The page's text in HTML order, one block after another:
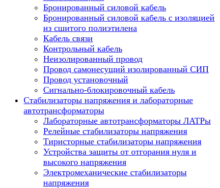
Бронированный силовой кабель
Бронированный силовой кабель с изоляцией
из сшитого полиэтилена
Кабель связи
Контрольный кабель
Неизолированный провод
Провод самонесущий изолированный СИП
Провод установочный
Сигнально-блокировочный кабель
Стабилизаторы напряжения и лабораторные
автотрансформаторы
Лабораторные автотрансформаторы ЛАТРы
Релейные стабилизаторы напряжения
Тиристорные стабилизаторы напряжения
Устройства защиты от отгорания нуля и
высокого напряжения
Электромеханические стабилизаторы
напряжения